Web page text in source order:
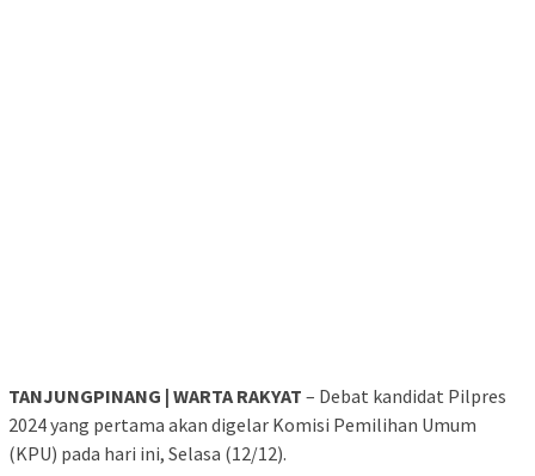
TANJUNGPINANG | WARTA RAKYAT – Debat kandidat Pilpres
2024 yang pertama akan digelar Komisi Pemilihan Umum
(KPU) pada hari ini, Selasa (12/12).